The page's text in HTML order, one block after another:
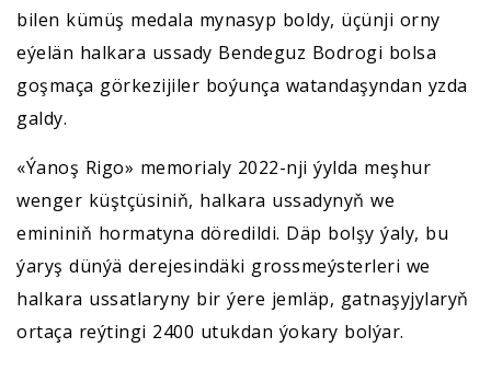
bilen kümüş medala mynasyp boldy, üçünji orny
eýelän halkara ussady Bendeguz Bodrogi bolsa
goşmaça görkezijiler boýunça watandaşyndan yzda
galdy.
«Ýanoş Rigo» memorialy 2022-nji ýylda meşhur
wenger küştçüsiniň, halkara ussadynyň we
emininiň hormatyna döredildi. Däp bolşy ýaly, bu
ýaryş dünýä derejesindäki grossmeýsterleri we
halkara ussatlaryny bir ýere jemläp, gatnaşyjylaryň
ortaça reýtingi 2400 utukdan ýokary bolýar.